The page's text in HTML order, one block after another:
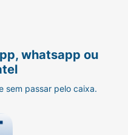
whatsapp ou
sem passar pelo caixa.